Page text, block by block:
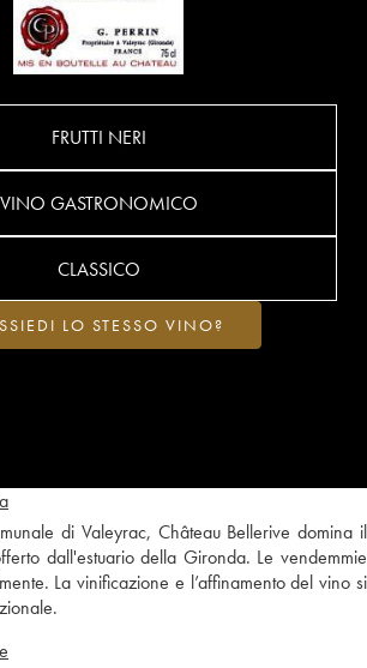
di Valeyrac, Château Bellerive domina il
dall'estuario della Gironda. Le vendemmie
La vinificazione e l’affinamento del vino si
FRUTTI NERI
VINO GASTRONOMICO
CLASSICO
LO STESSO VINO?